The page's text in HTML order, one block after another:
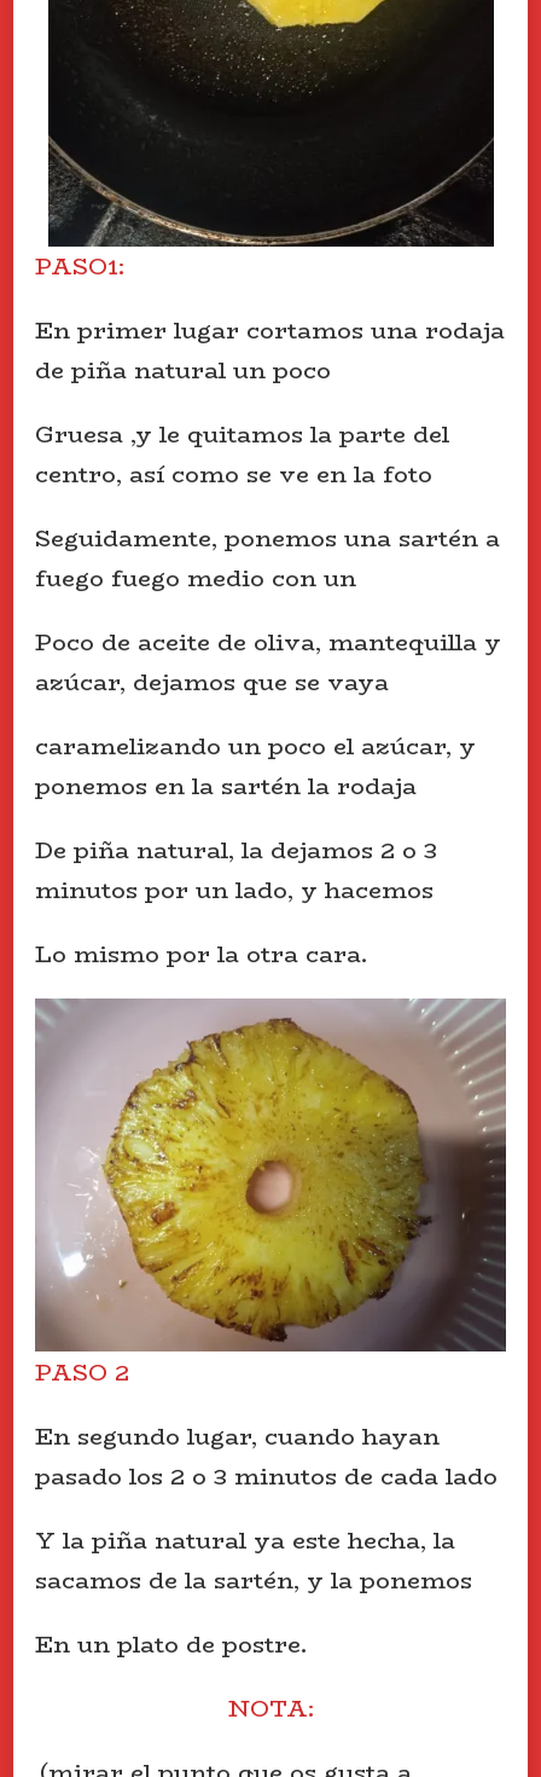
PASO1:
En primer lugar cortamos una rodaja
de piña natural un poco
Gruesa ,y le quitamos la parte del
centro, así como se ve en la foto
Seguidamente, ponemos una sartén a
fuego fuego medio con un
Poco de aceite de oliva, mantequilla y
azúcar, dejamos que se vaya
caramelizando un poco el azúcar, y
ponemos en la sartén la rodaja
De piña natural, la dejamos 2 o 3
minutos por un lado, y hacemos
Lo mismo por la otra cara.
PASO 2
En segundo lugar, cuando hayan
pasado los 2 o 3 minutos de cada lado
Y la piña natural ya este hecha, la
sacamos de la sartén, y la ponemos
En un plato de postre.
NOTA: